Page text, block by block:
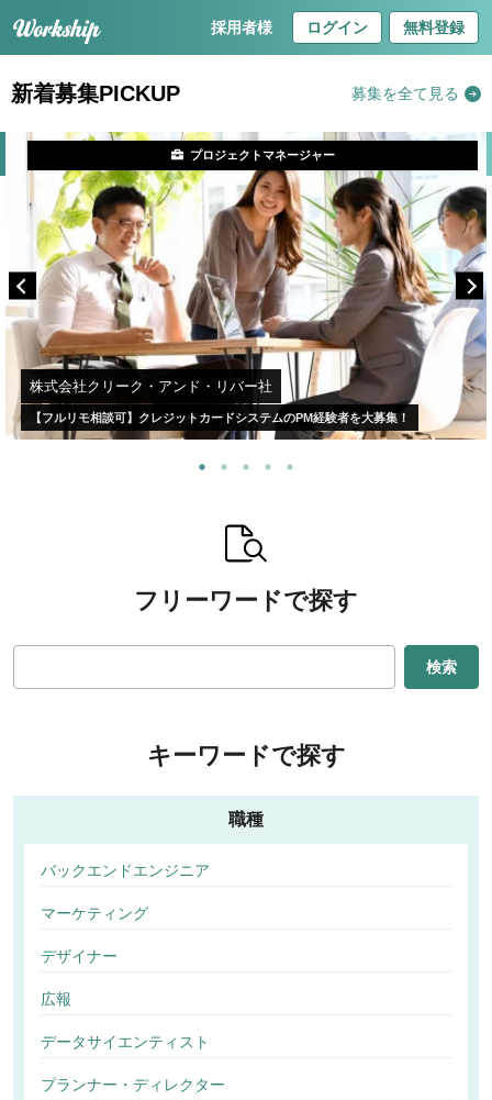
採用者様 ログイン 無料登録
新着募集PICKUP 募集を全て見る
株式会社クリーク・アンド・リバー社
【フルリモ相談可】クレジットカードシステムのPM経験者を大募集！
プロジェクトマネージャー
フリーワードで探す
検索
キーワードで探す
職種
バックエンドエンジニア
マーケティング
デザイナー
広報
データサイエンティスト
プランナー・ディレクター